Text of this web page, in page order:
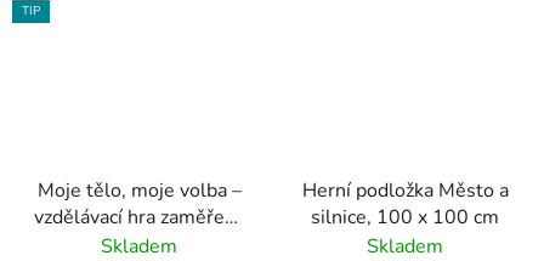
TIP
Moje tělo, moje volba –
vzdělávací hra zaměřená
na téma souhlasu a
Skladem
Herní podložka Město a
silnice, 100 x 100 cm
Skladem